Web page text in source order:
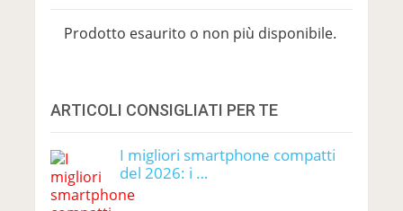
Prodotto esaurito o non più disponibile.
ARTICOLI CONSIGLIATI PER TE
I migliori smartphone compatti
del 2026: i …